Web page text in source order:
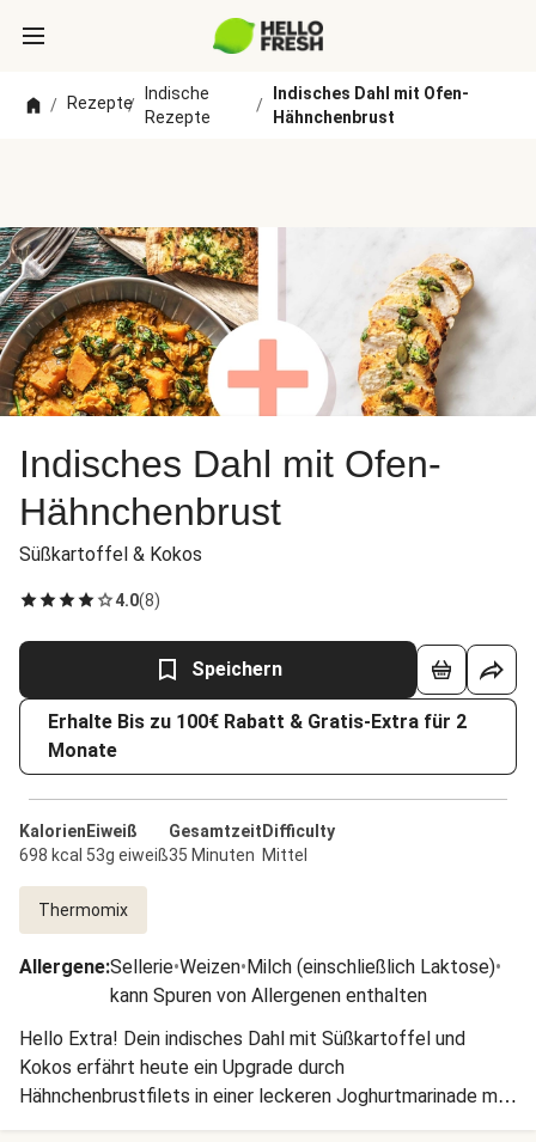
/ Rezepte/
Indische
Rezepte
/
Indisches Dahl mit Ofen-
Hähnchenbrust
Indisches Dahl mit Ofen-
Hähnchenbrust
Süßkartoffel & Kokos
4.0(8)
Speichern
Erhalte Bis zu 100€ Rabatt & Gratis-Extra für 2
Monate
Kalorien
698 kcal
Eiweiß
53g eiweiß
Gesamtzeit
35 Minuten
Difficulty
Mittel
Thermomix
Allergene:Sellerie•Weizen•Milch (einschließlich Laktose)•
kann Spuren von Allergenen enthalten
Hello Extra! Dein indisches Dahl mit Süßkartoffel und
Kokos erfährt heute ein Upgrade durch
Hähnchenbrustfilets in einer leckeren Joghurtmarinade mit
Garam Masala. Dein Dahl enthält außerdem dank der